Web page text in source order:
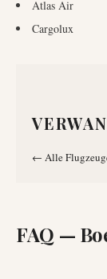
Atlas Air
Cargolux
← Alle
FAQ —